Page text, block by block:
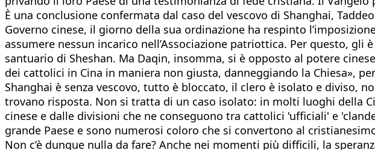
È una conclusione confermata dal caso del vescovo di Shanghai,
Governo cinese, il giorno della sua ordinazione ha respinto
assumere nessun incarico nell’Associazione patriottica. Per questo,
santuario di Sheshan. Ma Daqin, insomma, si è opposto al potere
dei cattolici in Cina in maniera non giusta, danneggiando la Chiesa»,
Shanghai è senza vescovo, tutto è bloccato, il clero è isolato e diviso,
trovano risposta. Non si tratta di un caso isolato: in molti luoghi della
cinese e dalle divisioni che ne conseguono tra cattolici 'ufficiali' e
grande Paese e sono numerosi coloro che si convertono al
Non c’è dunque nulla da fare? Anche nei momenti più difficili, la